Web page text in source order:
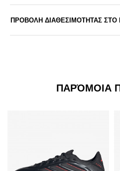
ΠΡΟΒΟΛΗ ΔΙΑΘΕΣΙΜΟΤΗΤΑΣ ΣΤΟ
ΠΑΡΌΜΟΙΑ